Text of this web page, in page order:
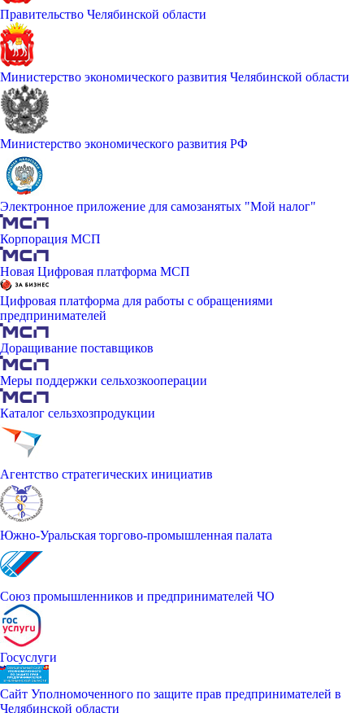
Правительство Челябинской области
Министерство экономического развития Челябинской области
Министерство экономического развития РФ
Электронное приложение для самозанятых "Мой налог"
Корпорация МСП
Новая Цифровая платформа МСП
Цифровая платформа для работы с обращениями
предпринимателей
Доращивание поставщиков
Меры поддержки сельхозкооперации
Каталог сельзхозпродукции
Агентство стратегических инициатив
Южно-Уральская торгово-промышленная палата
Союз промышленников и предпринимателей ЧО
Госуслуги
Сайт Уполномоченного по защите прав предпринимателей в
Челябинской области